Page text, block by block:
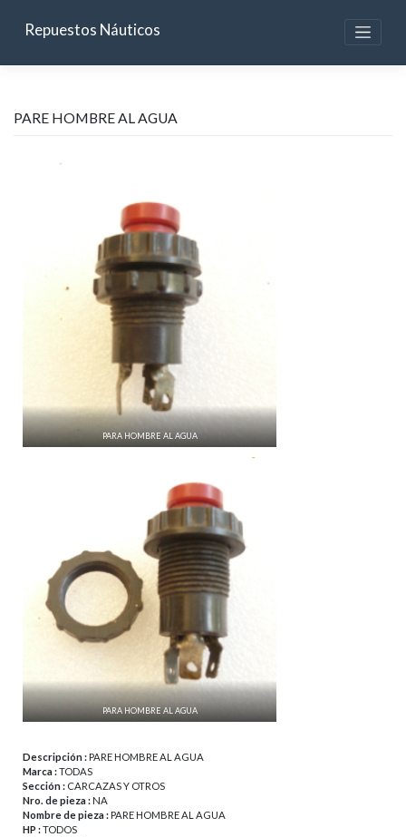
contentRepuestos Náuticos
PARE HOMBRE AL AGUA
PARA HOMBRE AL AGUA
PARA HOMBRE AL AGUA
Descripción :PARE HOMBRE AL AGUA
Marca :TODAS
Sección : CARCAZAS Y OTROS
Nro. de pieza :NA
Nombre de pieza :PARE HOMBRE AL AGUA
HP :TODOS